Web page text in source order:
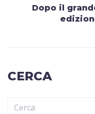
Dopo il
CERCA